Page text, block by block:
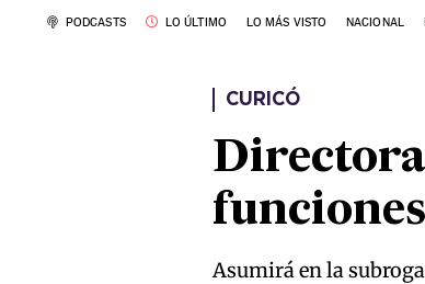
PODCASTS LO ÚLTIMO LO MÁS VISTO NACIONAL
CURICÓ
Directora
Asumirá en la